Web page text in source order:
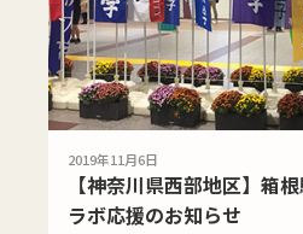
2019年11月6日
【神奈川県西部地区】箱
ラボ応援のお知らせ